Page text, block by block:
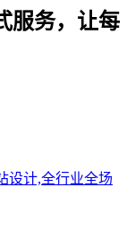
服务，让每
设计,全行业全场